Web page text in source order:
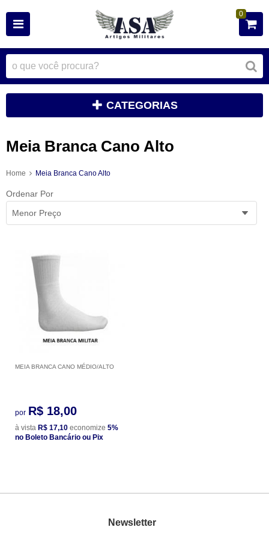
0
CATEGORIAS
Meia Branca Cano Alto
Home Meia Branca Cano Alto
Ordenar Por
Menor Preço
MEIA BRANCA CANO MÉDIO/ALTO
por R$ 18,00
à vista R$ 17,10 economize 5%
no Boleto Bancário ou Pix
Newsletter